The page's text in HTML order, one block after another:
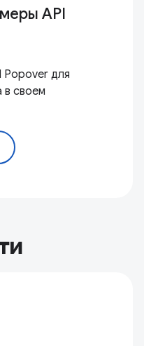
API
Popover для
своем